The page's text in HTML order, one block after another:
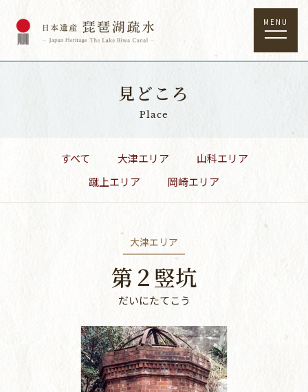
MENU
見どころ
Place
すべて 大津エリア
山科エリア
蹴上エリア
岡崎エリア
大津エリア
第２竪坑
だいにたてこう